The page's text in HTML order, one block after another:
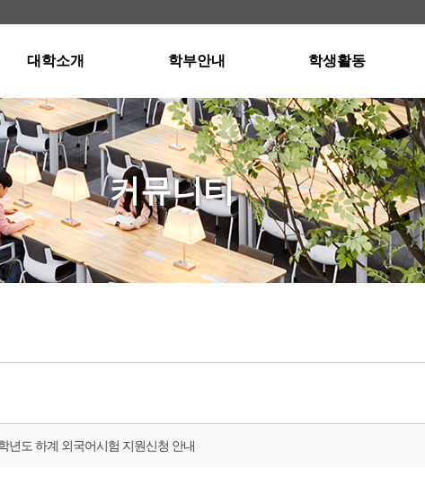
대학소개
학장인사말
교육이념
연혁 · 현황
교수진
행정부서
오시는길
학부안내
경영학부소개
국제통상학부소개
입학안내
교과과정
졸업요건
장학제도
외국어프로그램
학생활동
스터디그룹
스터디그룹 자료실
공인회계사반
공인회계사반 자료실
강의실 및 세미나실 대여
커뮤니티
년도 하계 외국어시험 지원신청 안내